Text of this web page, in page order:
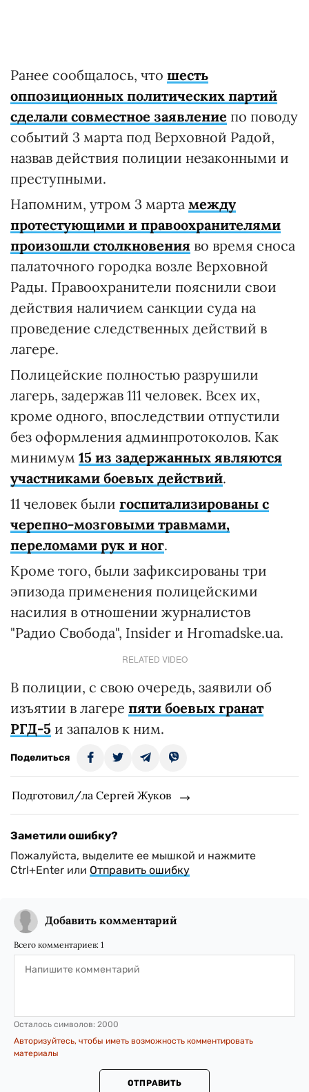
Ранее сообщалось, что шесть
оппозиционных политических партий
сделали совместное заявление по поводу
событий 3 марта под Верховной Радой,
назвав действия полиции незаконными и
преступными.
Напомним, утром 3 марта между
протестующими и правоохранителями
произошли столкновения во время сноса
палаточного городка возле Верховной
Рады. Правоохранители пояснили свои
действия наличием санкции суда на
проведение следственных действий в
лагере.
Полицейские полностью разрушили
лагерь, задержав 111 человек. Всех их,
кроме одного, впоследствии отпустили
без оформления админпротоколов. Как
минимум 15 из задержанных являются
участниками боевых действий.
11 человек были госпитализированы с
черепно-мозговыми травмами,
переломами рук и ног.
Кроме того, были зафиксированы три
эпизода применения полицейскими
насилия в отношении журналистов
"Радио Свобода", Insider и Hromadske.ua.
RELATED VIDEO
В полиции, с свою очередь, заявили об
изъятии в лагере пяти боевых гранат
РГД-5 и запалов к ним.
Поделиться
Подготовил/ла Сергей Жуков
Заметили ошибку?
Пожалуйста, выделите ее мышкой и нажмите
Ctrl+Enter или Отправить ошибку
Добавить комментарий
Всего комментариев: 1
Осталось символов: 2000
Авторизуйтесь, чтобы иметь возможность комментировать
материалы
ОТПРАВИТЬ